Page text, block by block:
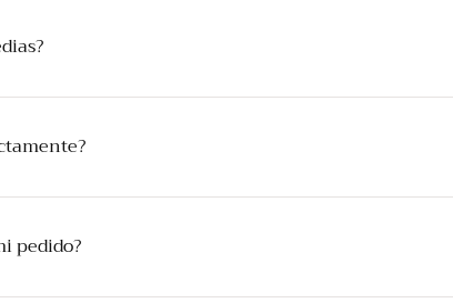
pedido?